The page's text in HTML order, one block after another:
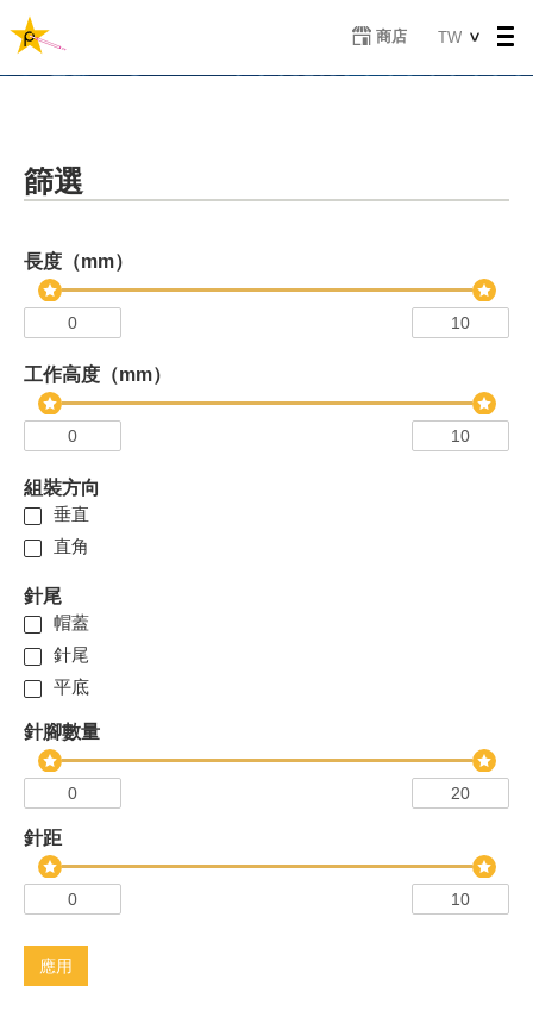
至
商店
Select
TW
篩選
長度（mm）
工作高度（mm）
組裝方向
垂直
直角
針尾
帽蓋
針尾
平底
針腳數量
針距
應用